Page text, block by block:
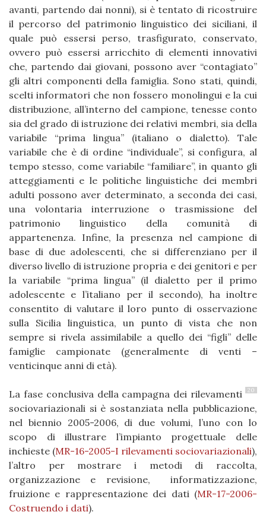
avanti, partendo dai nonni), si è tentato di ricostruire
il percorso del patrimonio linguistico dei siciliani, il
quale può essersi perso, trasfigurato, conservato,
ovvero può essersi arricchito di elementi innovativi
che, partendo dai giovani, possono aver “contagiato”
gli altri componenti della famiglia. Sono stati, quindi,
scelti informatori che non fossero monolingui e la cui
distribuzione, all’interno del campione, tenesse conto
sia del grado di istruzione dei relativi membri, sia della
variabile “prima lingua” (italiano o dialetto). Tale
variabile che è di ordine “individuale”, si configura, al
tempo stesso, come variabile “familiare”, in quanto gli
atteggiamenti e le politiche linguistiche dei membri
adulti possono aver determinato, a seconda dei casi,
una volontaria interruzione o trasmissione del
patrimonio linguistico della comunità di
appartenenza. Infine, la presenza nel campione di
base di due adolescenti, che si differenziano per il
diverso livello di istruzione propria e dei genitori e per
la variabile “prima lingua” (il dialetto per il primo
adolescente e l’italiano per il secondo), ha inoltre
consentito di valutare il loro punto di osservazione
sulla Sicilia linguistica, un punto di vista che non
sempre si rivela assimilabile a quello dei “figli” delle
famiglie campionate (generalmente di venti –
venticinque anni di età).
20
La fase conclusiva della campagna dei rilevamenti
sociovariazionali si è sostanziata nella pubblicazione,
nel biennio 2005-2006, di due volumi, l’uno con lo
scopo di illustrare l’impianto progettuale delle
inchieste (MR-16-2005-I rilevamenti sociovariazionali),
l’altro per mostrare i metodi di raccolta,
organizzazione e revisione, informatizzazione,
fruizione e rappresentazione dei dati (MR-17-2006-
Costruendo i dati).